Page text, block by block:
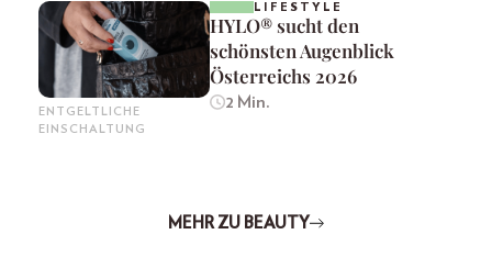
ENTGELTLICHE
EINSCHALTUNG
LIFESTYLE
HYLO® sucht den
schönsten Augenblick
Österreichs 2026
2 Min.
MEHR ZU BEAUTY